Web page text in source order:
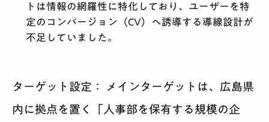
トは情報の網羅性に特化しており、ユーザーを特
定のコンバージョン（CV）へ誘導する導線設計が
不足していました。
ターゲット設定：
メインターゲットは、広島県
内に拠点を置く「人事部を保有する規模の企